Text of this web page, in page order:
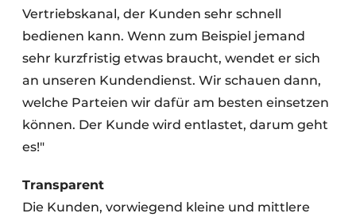
Vertriebskanal, der Kunden sehr schnell
bedienen kann. Wenn zum Beispiel jemand
sehr kurzfristig etwas braucht, wendet er sich
an unseren Kundendienst. Wir schauen dann,
welche Parteien wir dafür am besten einsetzen
können. Der Kunde wird entlastet, darum geht
es!"
Transparent
Die Kunden, vorwiegend kleine und mittlere